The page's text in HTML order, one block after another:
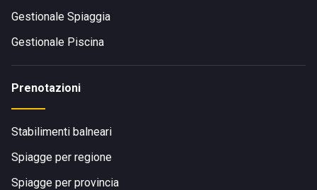
Gestionale Spiaggia
Gestionale Piscina
Prenotazioni
Stabilimenti balneari
Spiagge per regione
Spiagge per provincia